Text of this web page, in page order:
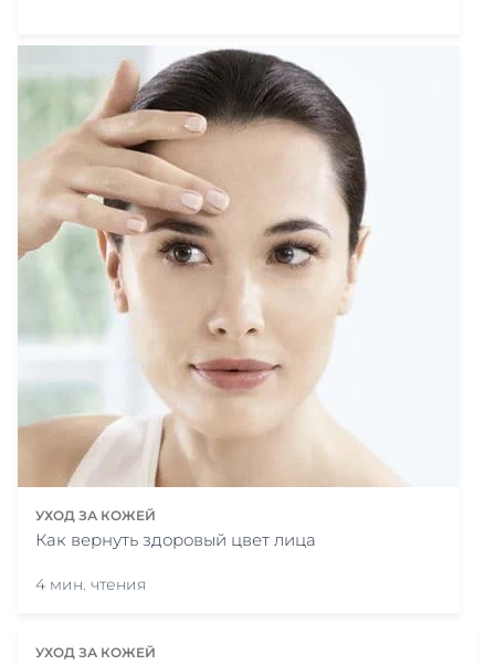
УХОД ЗА КОЖЕЙ
Как вернуть здоровый цвет лица
4 мин. чтения
УХОД ЗА КОЖЕЙ